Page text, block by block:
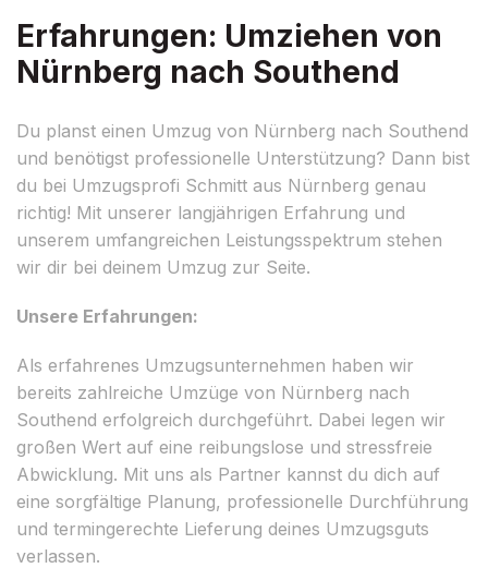
Erfahrungen: Umziehen von
Nürnberg nach Southend
Du planst einen Umzug von Nürnberg nach Southend
und benötigst professionelle Unterstützung? Dann bist
du bei Umzugsprofi Schmitt aus Nürnberg genau
richtig! Mit unserer langjährigen Erfahrung und
unserem umfangreichen Leistungsspektrum stehen
wir dir bei deinem Umzug zur Seite.
Unsere Erfahrungen:
Als erfahrenes Umzugsunternehmen haben wir
bereits zahlreiche Umzüge von Nürnberg nach
Southend erfolgreich durchgeführt. Dabei legen wir
großen Wert auf eine reibungslose und stressfreie
Abwicklung. Mit uns als Partner kannst du dich auf
eine sorgfältige Planung, professionelle Durchführung
und termingerechte Lieferung deines Umzugsguts
verlassen.